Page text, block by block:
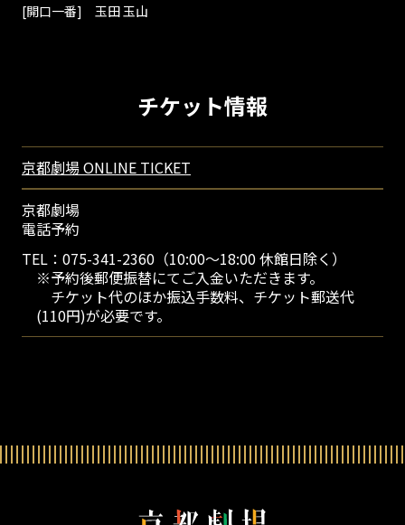
[開口一番] 玉田 玉山
チケット情報
京都劇場 ONLINE TICKET
京都劇場
電話予約
TEL：075-341-2360（10:00～18:00 休館日除く）
※予約後郵便振替にてご入金いただきます。
チケット代のほか振込手数料、チケット郵送代
(110円)が必要です。